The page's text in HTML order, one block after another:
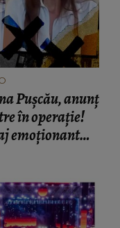
Pușcău, anunț
în operație!
emoționant